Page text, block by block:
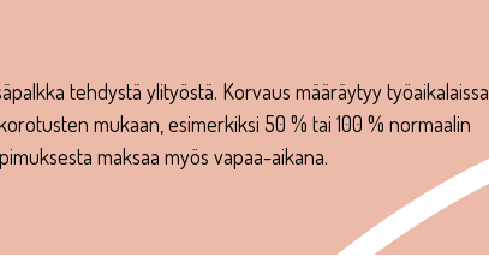
tehdystä ylityöstä. Korvaus määräytyy työaikalaissa
mukaan, esimerkiksi 50 % tai 100 % normaalin
maksaa myös vapaa-aikana.